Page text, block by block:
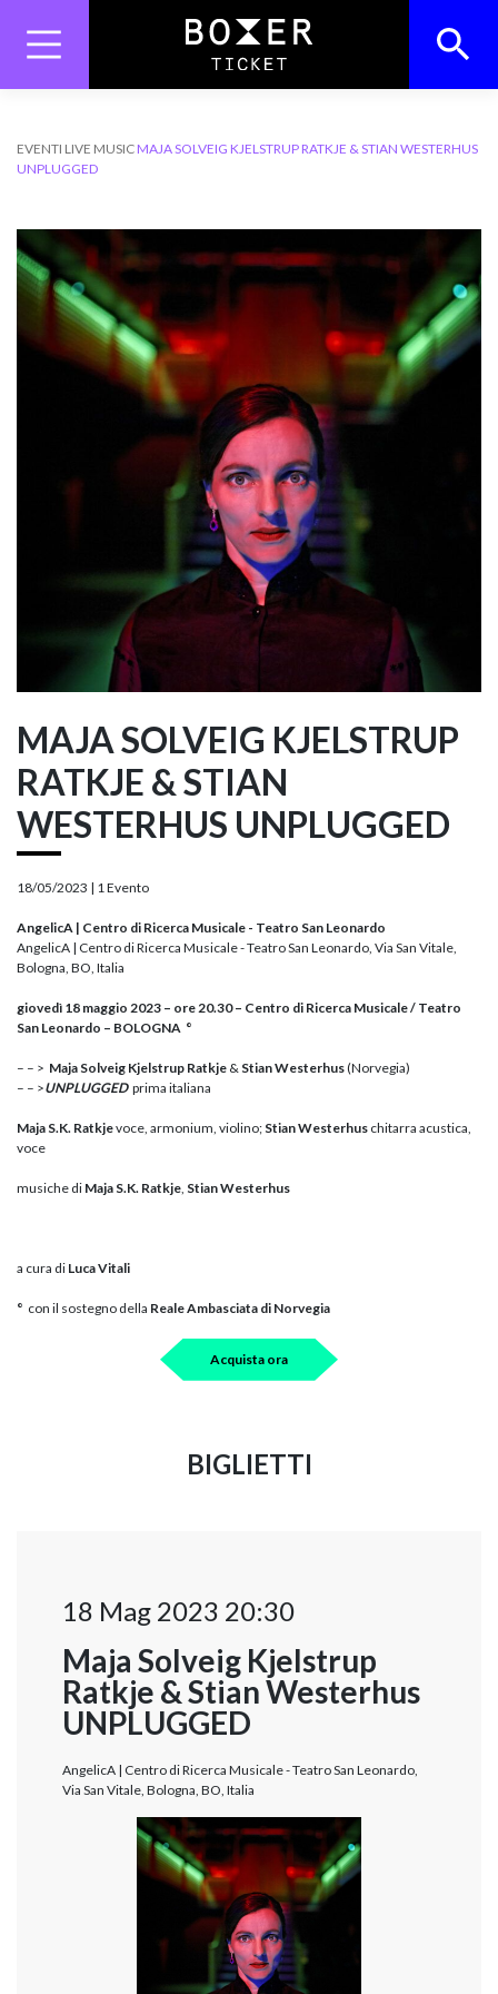
content
EVENTI LIVE MUSIC MAJA SOLVEIG KJELSTRUP RATKJE & STIAN WESTERHUS
UNPLUGGED
MAJA SOLVEIG KJELSTRUP
RATKJE & STIAN
WESTERHUS UNPLUGGED
18/05/2023 | 1 Evento
AngelicA | Centro di Ricerca Musicale - Teatro San Leonardo
AngelicA | Centro di Ricerca Musicale - Teatro San Leonardo, Via San Vitale,
Bologna, BO, Italia
giovedì 18 maggio 2023 – ore 20.30 – Centro di Ricerca Musicale / Teatro
San Leonardo – BOLOGNA °
– – > Maja Solveig Kjelstrup Ratkje & Stian Westerhus(Norvegia)
– – >UNPLUGGED prima italiana
Maja S.K. Ratkjevoce, armonium, violino; Stian Westerhus chitarra acustica,
voce
musiche di Maja S.K. Ratkje Stian Westerhus
a cura di Luca Vitali
° con il sostegno della Reale Ambasciata di Norvegia
Acquista ora
BIGLIETTI
18 Mag 2023 20:30
Maja Solveig Kjelstrup
Ratkje & Stian Westerhus
UNPLUGGED
AngelicA | Centro di Ricerca Musicale - Teatro San Leonardo,
Via San Vitale, Bologna, BO, Italia